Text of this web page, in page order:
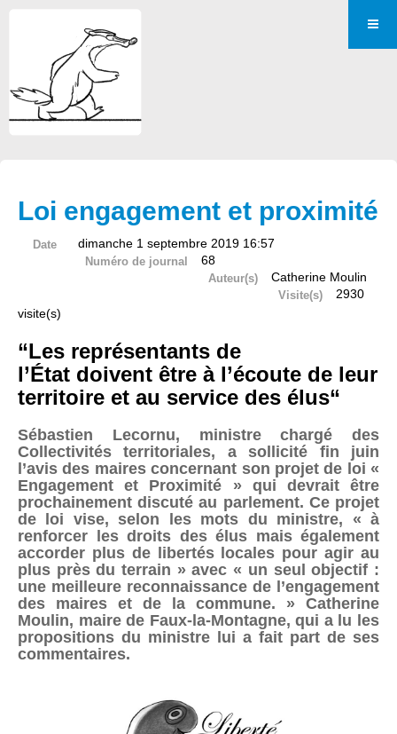
Loi engagement et proximité
Date dimanche 1 septembre 2019 16:57
Numéro de journal 68
Auteur(s) Catherine Moulin
Visite(s)
2930
visite(s)
“Les représentants de
l’État doivent être à l’écoute de leur
territoire et au service des élus“
Sébastien Lecornu, ministre chargé des
Collectivités territoriales, a sollicité fin juin
l’avis des maires concernant son projet de loi «
Engagement et Proximité » qui devrait être
prochainement discuté au parlement. Ce projet
de loi vise, selon les mots du ministre, « à
renforcer les droits des élus mais également
accorder plus de libertés locales pour agir au
plus près du terrain » avec « un seul objectif :
une meilleure reconnaissance de l’engagement
des maires et de la commune. » Catherine
Moulin, maire de Faux-la-Montagne, qui a lu les
propositions du ministre lui a fait part de ses
commentaires.